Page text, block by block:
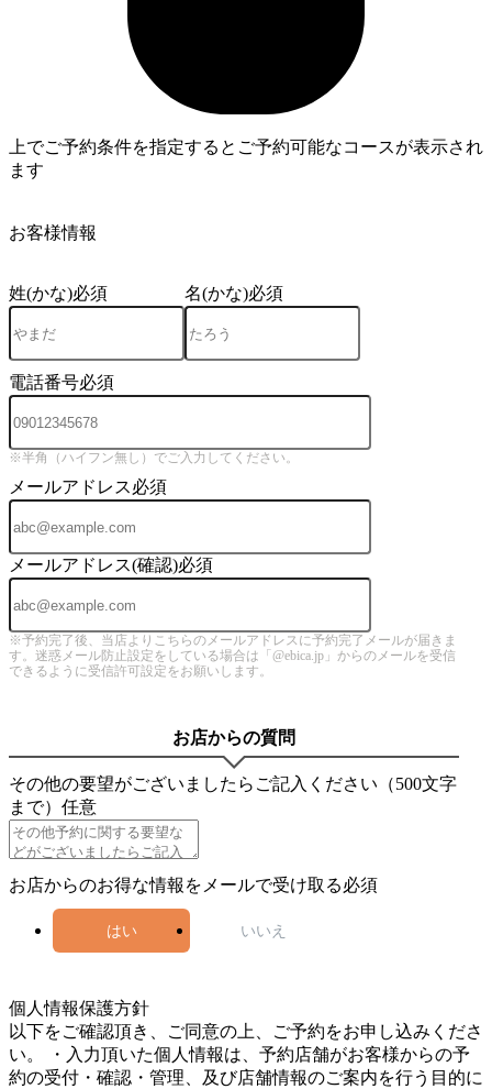
上でご予約条件を指定するとご予約可能なコースが表示され
ます
お客様情報
姓(かな)必須 名(かな)必須
電話番号必須
※半角（ハイフン無し）でご入力してください。
メールアドレス必須
メールアドレス(確認)必須
※予約完了後、当店よりこちらのメールアドレスに予約完了メールが届きま
す。迷惑メール防止設定をしている場合は「@ebica.jp」からのメールを受信
できるように受信許可設定をお願いします。
お店からの質問
その他の要望がございましたらご記入ください（500文字
まで） 任意
お店からのお得な情報をメールで受け取る必須
はい いいえ
個人情報保護方針
以下をご確認頂き、ご同意の上、ご予約をお申し込みくださ
い。 ・入力頂いた個人情報は、予約店舗がお客様からの予
約の受付・確認・管理、及び店舗情報のご案内を行う目的に